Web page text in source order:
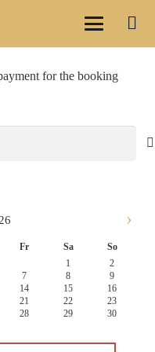
for the booking
›
Fr Sa
So
1
2
7 8
9
14 15
16
21 22
23
28 29
30